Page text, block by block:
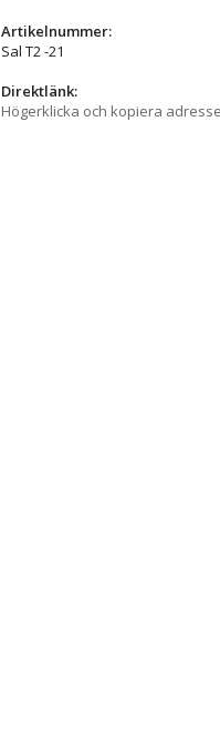
Artikelnummer:
Sal T2 -21
Direktlänk:
Högerklicka och kopiera